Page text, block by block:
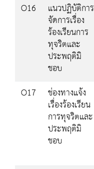
O16
แนวปฏิบัติการ
จัดการเรื่อง
ร้องเรียนการ
ทุจริตและ
ประพฤติมิ
ชอบ
O17 ช่องทางแจ้ง
เรื่องร้องเรียน
การทุจริตและ
ประพฤติมิ
ชอบ